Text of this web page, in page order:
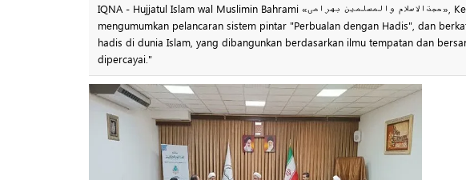
IQNA - Hujjatul Islam wal Muslimin Bahrami «حجت‌الاسلام والمسلمین بهرامی», Ketua Pusat Penyelidikan Komputer Sains Islam (Noor),
mengumumkan pelancaran sistem pintar "Perbualan dengan Hadis", dan
hadis di dunia Islam, yang dibangunkan berdasarkan ilmu tempatan dan
dipercayai."